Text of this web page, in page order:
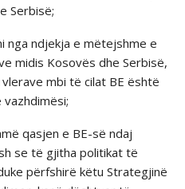
Serbisë;
nga ndjekja e mëtejshme e
midis Kosovës dhe Serbisë,
mbi të cilat BE është
qasjen e BE-së ndaj
se të gjitha politikat të
përfshirë këtu Strategjinë